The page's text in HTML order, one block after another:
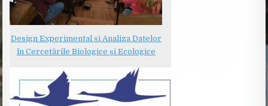
Design Experimental și Analiza Datelor
în Cercetările Biologice și Ecologice